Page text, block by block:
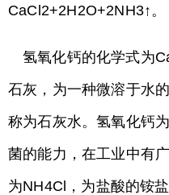
CaCl2+2H2O+2NH3↑。
氢氧化钙的化学式为
石灰，为一种微溶于水
称为石灰水。氢氧化钙
菌的能力，在工业中有
为NH4Cl，为盐酸的铵